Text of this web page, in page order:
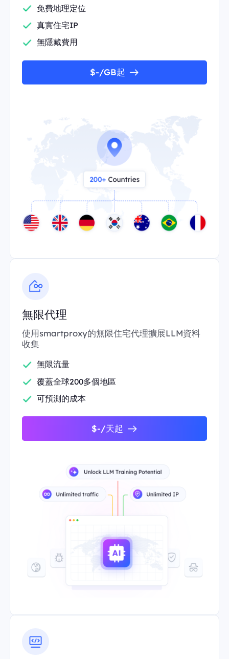
免費地理定位
真實住宅IP
無隱藏費用
$-/GB起
無限代理
使用smartproxy的無限住宅代理擴展LLM資料
收集
無限流量
覆蓋全球200多個地區
可預測的成本
$-/天起